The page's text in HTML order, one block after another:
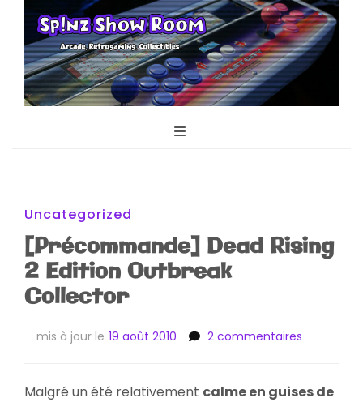
Sp!nz Show
Uncategorized
[Précommande] Dead Rising
2 Edition Outbreak
Collector
mis à jour le 19 août 2010 2 commentaires
Rising
Malgré un été relativement calme en guises de